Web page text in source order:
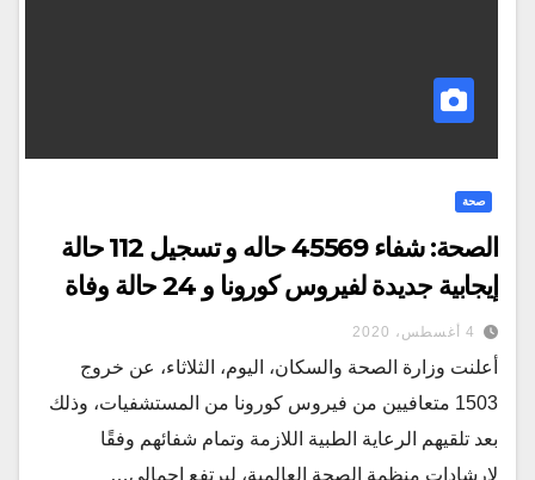
صحة
الصحة: شفاء 45569 حاله و تسجيل 112 حالة
إيجابية جديدة لفيروس كورونا و 24 حالة وفاة
4 أغسطس، 2020
أعلنت وزارة الصحة والسكان، اليوم، الثلاثاء، عن خروج
1503 متعافيين من فيروس كورونا من المستشفيات، وذلك
بعد تلقيهم الرعاية الطبية اللازمة وتمام شفائهم وفقًا
لإرشادات منظمة الصحة العالمية، ليرتفع إجمالي…